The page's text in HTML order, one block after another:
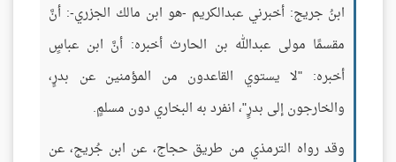
ابنُ جريج: أخبرني عبدالكريم -هو ابن مالك الجزري-: أنَّ
مقسمًا مولى عبدالله بن الحارث أخبره: أنَّ ابن عباسٍ
أخبره: "لا يستوي القاعدون من المؤمنين عن بدرٍ،
والخارجون إلى بدرٍ"، انفرد به البخاري دون مسلمٍ.
وقد رواه الترمذي من طريق حجاج، عن ابن جُريج، عن